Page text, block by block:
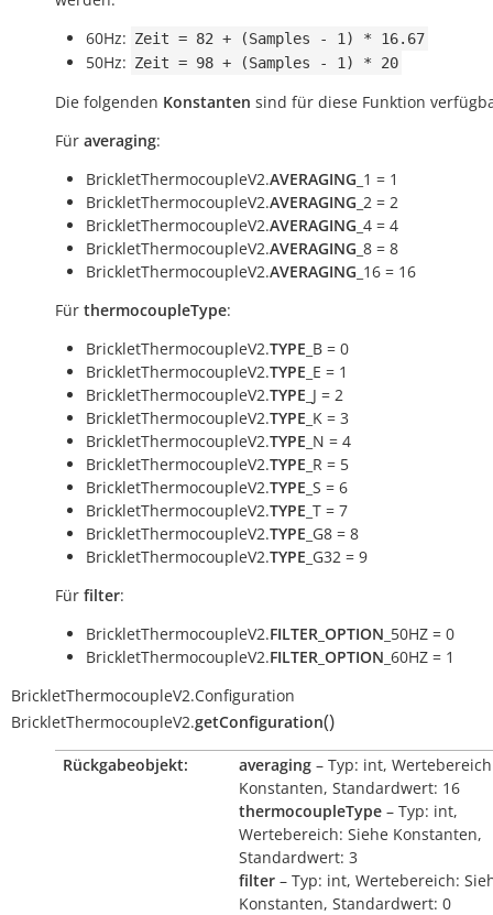
60Hz: Zeit = 82 + (Samples - 1) * 16.67
50Hz: Zeit = 98 + (Samples - 1) * 20
Die folgenden Konstanten sind für diese Funktion
Für averaging:
BrickletThermocoupleV2.AVERAGING _1 = 1
BrickletThermocoupleV2.AVERAGING _2 = 2
BrickletThermocoupleV2.AVERAGING _4 = 4
BrickletThermocoupleV2.AVERAGING _8 = 8
BrickletThermocoupleV2.AVERAGING _16 = 16
Für thermocoupleType:
BrickletThermocoupleV2.TYPE _B = 0
BrickletThermocoupleV2.TYPE _E = 1
BrickletThermocoupleV2.TYPE _J = 2
BrickletThermocoupleV2.TYPE _K = 3
BrickletThermocoupleV2.TYPE _N = 4
BrickletThermocoupleV2.TYPE _R = 5
BrickletThermocoupleV2.TYPE _S = 6
BrickletThermocoupleV2.TYPE _T = 7
BrickletThermocoupleV2.TYPE _G8 = 8
BrickletThermocoupleV2.TYPE _G32 = 9
Für filter:
BrickletThermocoupleV2.FILTER_OPTION _50HZ = 0
BrickletThermocoupleV2.FILTER_OPTION _60HZ = 1
BrickletThermocoupleV2.Configuration
BrickletThermocoupleV2.getConfiguration()
Rückgabeobjekt: averaging – Typ: int,
Konstanten, Standardwert: 16
thermocoupleType – Typ: int,
Wertebereich: Siehe Konstanten,
Standardwert: 3
filter – Typ: int, Wertebereich:
Konstanten, Standardwert: 0